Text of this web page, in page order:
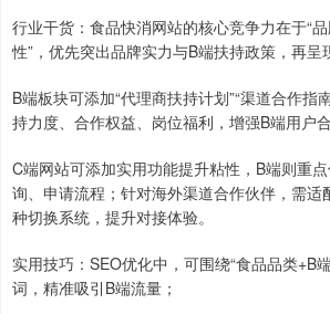
行业干货：食品快消网站的核心竞争力在于“
性”，优先突出品牌实力与B端扶持政策，再呈
B端板块可添加“代理商扶持计划”“渠道合作指
持力度、合作权益、岗位福利，增强B端用户
C端网站可添加实用功能提升粘性，B端则重
询、申请流程；针对海外渠道合作伙伴，需适
种切换系统，提升对接体验。
实用技巧：SEO优化中，可围绕“食品品类+B
词，精准吸引B端流量；